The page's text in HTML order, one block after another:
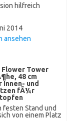
hilfreich
2014
ansehen
Flower Tower
48 cm
und
fÃ¼r
festen Stand und
von einem Platz